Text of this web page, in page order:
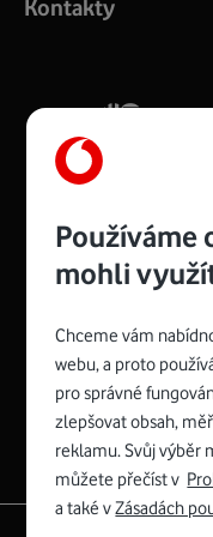
silný signál pro celou
Více o COMPAL
Zyxel VMG8623-
Rozměry modemu
a nabízí 4 gigabitové
Fi ve verzích 802.11
Kontakty
Používáme
mohli
Chceme vám
webu, a proto
pro správné
zlepšovat obsah,
reklamu. Svůj výběr
můžete přečíst v
a také vZásadách